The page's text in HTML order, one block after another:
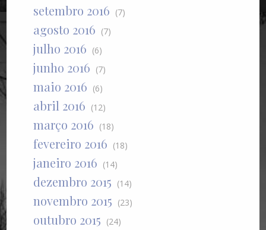
setembro 2016 (7)
agosto 2016 (7)
julho 2016 (6)
junho 2016 (7)
maio 2016 (6)
abril 2016 (12)
março 2016 (18)
fevereiro 2016 (18)
janeiro 2016 (14)
dezembro 2015 (14)
novembro 2015 (23)
outubro 2015 (24)